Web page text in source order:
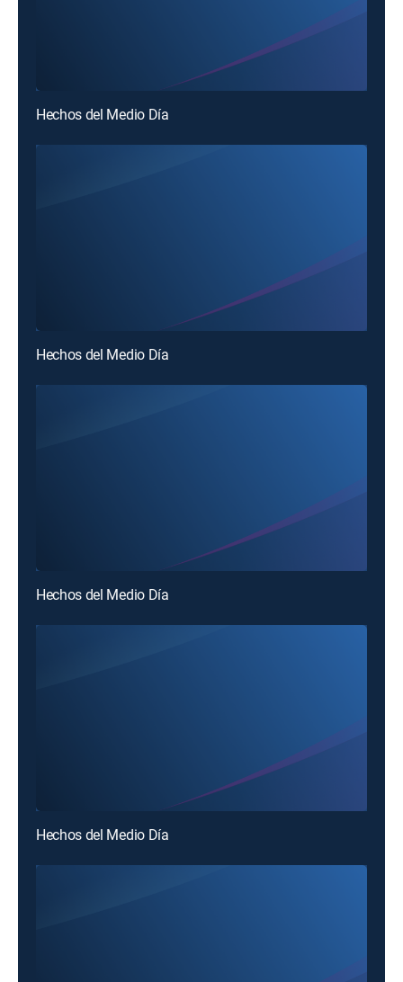
Hechos del Medio Día
Hechos del Medio Día
Hechos del Medio Día
Hechos del Medio Día